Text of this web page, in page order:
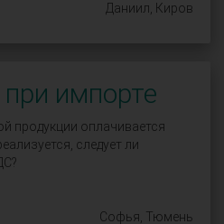
Даниил, Киров
импорте
продукции оплачивается
следует ли
Софья, Тюмень